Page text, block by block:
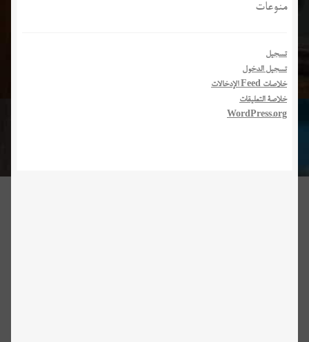
منوعات
تسجيل
تسجيل الدخول
خلاصات Feed الإدخالات
خلاصة التعليقات
WordPress.org